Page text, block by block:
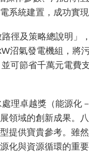
統建置，成功實
徑及策略總說明
沼氣發電機組，
可節省千萬元電
理卓越獎（能源
領域的創新成果。
提供寶貴參考。雖
化與資源循環的重